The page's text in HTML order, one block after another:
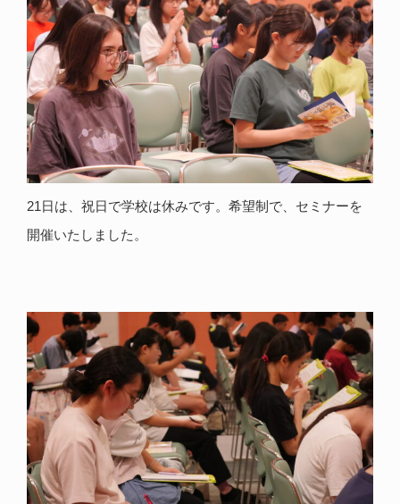
21日は、祝日で学校は休みです。希望制で、セミナーを
開催いたしました。